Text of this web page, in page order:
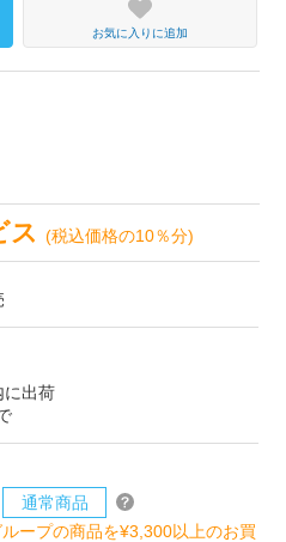
お気に入りに追加
ス(税込価格の10％分)
に出荷
通常商品
ループの商品を¥3,300以上のお買